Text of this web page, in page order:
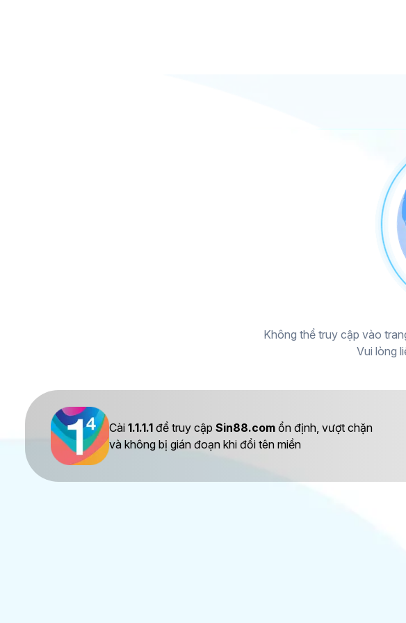
Không thể truy cập vào
Vui lòng
Cài 1.1.1.1 để truy cập Sin88.com ổn định, vượt chặn
và không bị gián đoạn khi đổi tên miền